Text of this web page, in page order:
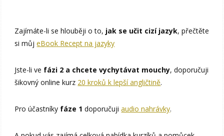
Zajímáte-li se hlouběji o to, jak se učit cizí jazyk, přečtěte
si můjeBook Recept na jazyky
Jste-li ve fázi 2 a chcete vychytávat mouchy, doporučuji
šikovný online kurz 20 kroků k lepší angličtině.
Pro účastníky fáze 1 doporučujiaudio nahrávky.